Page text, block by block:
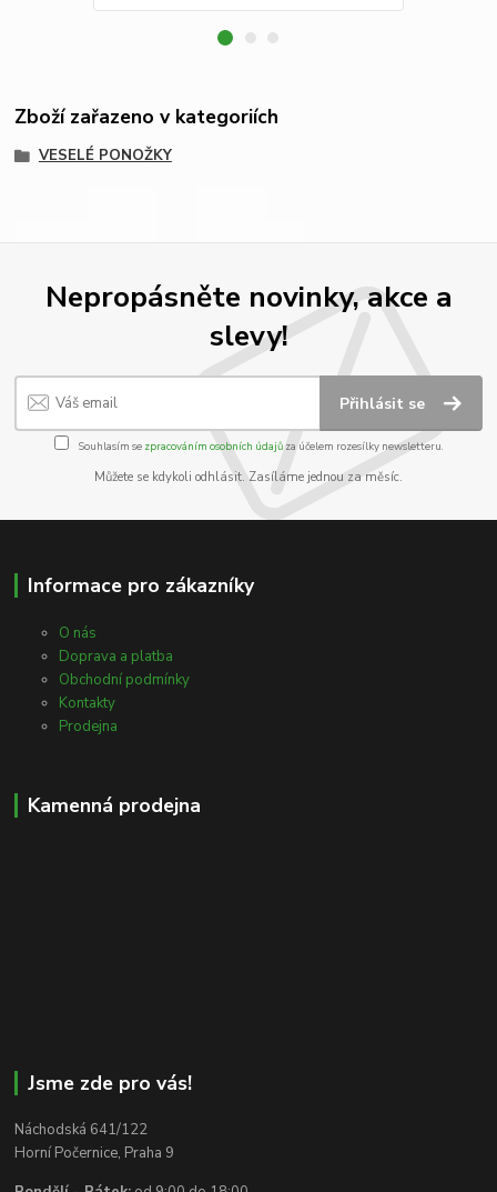
Zboží zařazeno v kategoriích
VESELÉ PONOŽKY
Nepropásněte novinky, akce a
slevy!
Přihlásit se
Souhlasím se zpracováním osobních údajůza účelem rozesílky newsletteru.
Můžete se kdykoli odhlásit. Zasíláme jednou za měsíc.
Informace pro zákazníky
O nás
Doprava a platba
Obchodní podmínky
Kontakty
Prodejna
Kamenná prodejna
Jsme zde pro vás!
Náchodská 641/122
Horní Počernice, Praha 9